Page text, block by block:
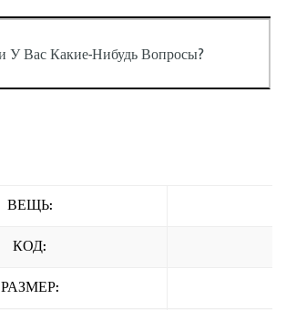
У Вас Какие-Нибудь Вопросы?
ВЕЩЬ:
КОД:
РАЗМЕР: